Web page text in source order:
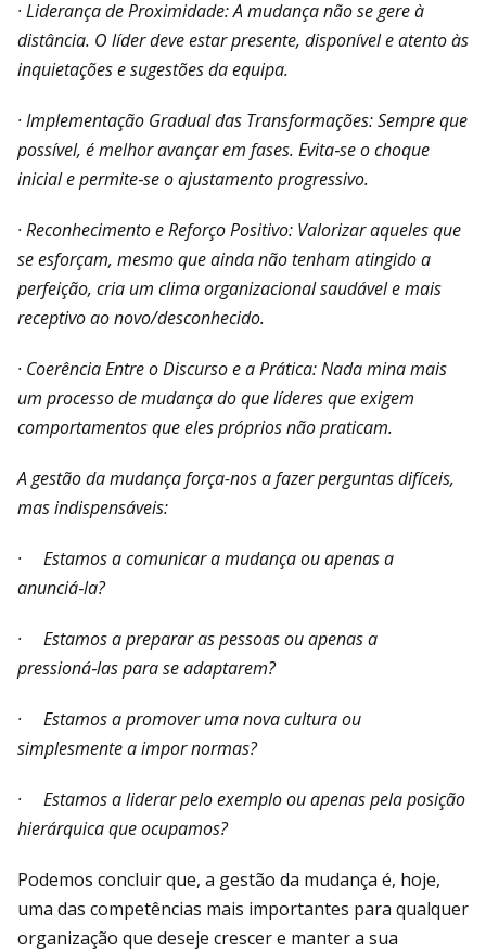
· Liderança de Proximidade: A mudança não se gere à
distância. O líder deve estar presente, disponível e atento às
inquietações e sugestões da equipa.
· Implementação Gradual das Transformações: Sempre que
possível, é melhor avançar em fases. Evita‑se o choque
inicial e permite‑se o ajustamento progressivo.
· Reconhecimento e Reforço Positivo: Valorizar aqueles que
se esforçam, mesmo que ainda não tenham atingido a
perfeição, cria um clima organizacional saudável e mais
receptivo ao novo/desconhecido.
· Coerência Entre o Discurso e a Prática: Nada mina mais
um processo de mudança do que líderes que exigem
comportamentos que eles próprios não praticam.
A gestão da mudança força-nos a fazer perguntas difíceis,
mas indispensáveis:
· Estamos a comunicar a mudança ou apenas a
anunciá‑la?
· Estamos a preparar as pessoas ou apenas a
pressioná‑las para se adaptarem?
· Estamos a promover uma nova cultura ou
simplesmente a impor normas?
· Estamos a liderar pelo exemplo ou apenas pela posição
hierárquica que ocupamos?
Podemos concluir que, a gestão da mudança é, hoje,
uma das competências mais importantes para qualquer
organização que deseje crescer e manter a sua